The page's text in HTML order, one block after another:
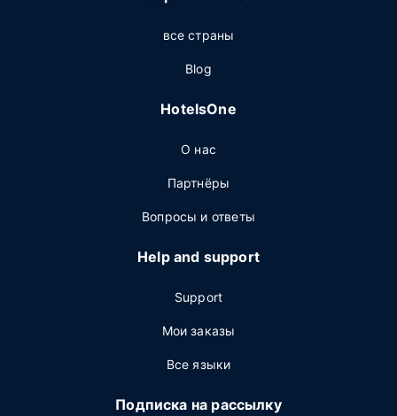
все страны
Blog
HotelsOne
О нас
Партнёры
Вопросы и ответы
Help and support
Support
Мои заказы
Все языки
Подписка на рассылку